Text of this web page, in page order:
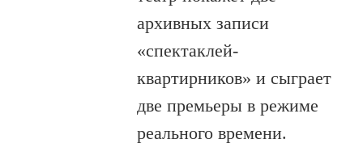
архивных записи
«спектаклей-
квартирников» и сыграет
две премьеры в режиме
реального времени.